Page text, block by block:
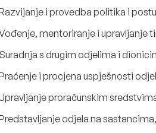
i provedba politika i
mentoriranje i upravljanje
Suradnja s drugim odjelima i
i procjena uspješnosti
proračunskim
odjela na